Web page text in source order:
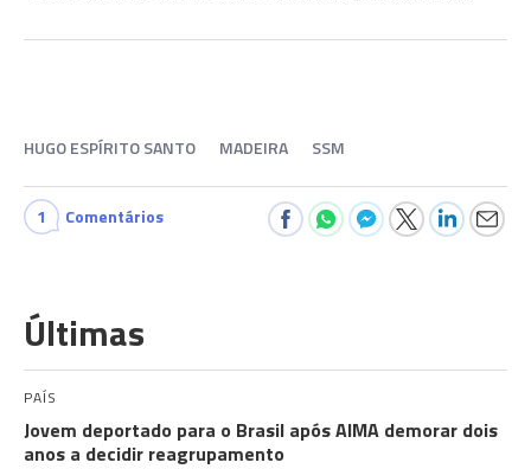
HUGO ESPÍRITO SANTO MADEIRA SSM
1 Comentários
Últimas
PAÍS
Jovem deportado para o Brasil após AIMA demorar dois
anos a decidir reagrupamento